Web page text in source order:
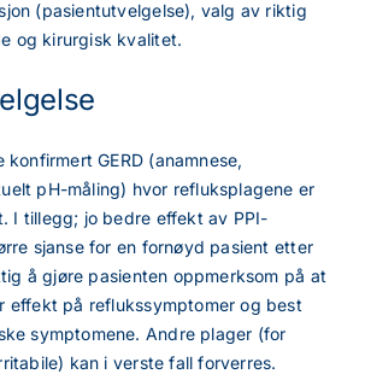
(pasientutvelgelse), valg av riktig
og kirurgisk kvalitet.
GERD (anamnese,
pH-måling) hvor refluksplagene er
I tillegg; jo bedre effekt av PPI-
sjanse for en fornøyd pasient etter
å gjøre pasienten oppmerksom på at
effekt på reflukssymptomer og best
symptomene. Andre plager (for
kan i verste fall forverres.